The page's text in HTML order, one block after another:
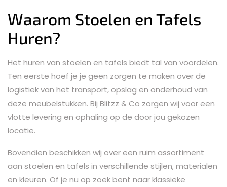
Waarom Stoelen en Tafels
Huren?
Het huren van stoelen en tafels biedt tal van voordelen.
Ten eerste hoef je je geen zorgen te maken over de
logistiek van het transport, opslag en onderhoud van
deze meubelstukken. Bij Blitzz & Co zorgen wij voor een
vlotte levering en ophaling op de door jou gekozen
locatie.
Bovendien beschikken wij over een ruim assortiment
aan stoelen en tafels in verschillende stijlen, materialen
en kleuren. Of je nu op zoek bent naar klassieke